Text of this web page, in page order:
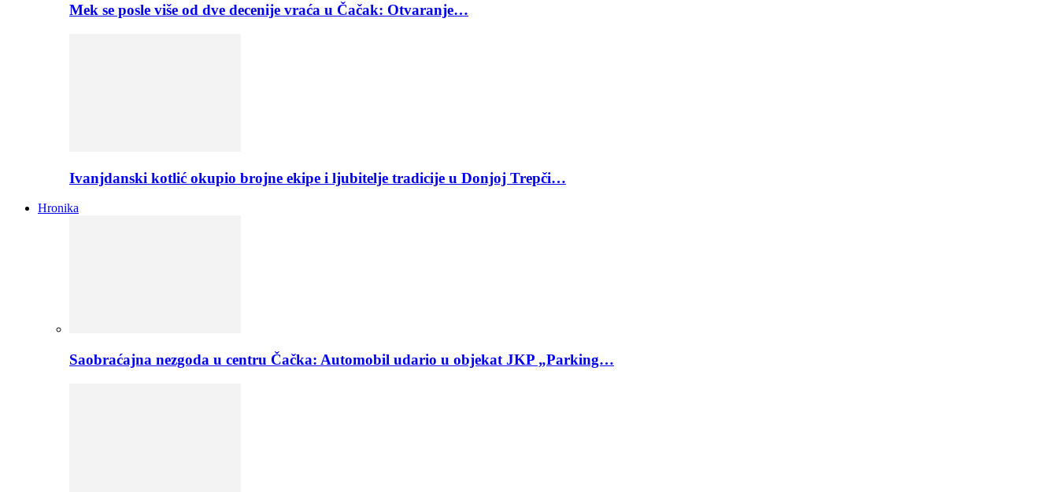
Mek se posle više od dve decenije vraća u Čačak: Otvaranje…
Ivanjdanski kotlić okupio brojne ekipe i ljubitelje tradicije u Donjoj Trepči…
Hronika
Saobraćajna nezgoda u centru Čačka: Automobil udario u objekat JKP „Parking…